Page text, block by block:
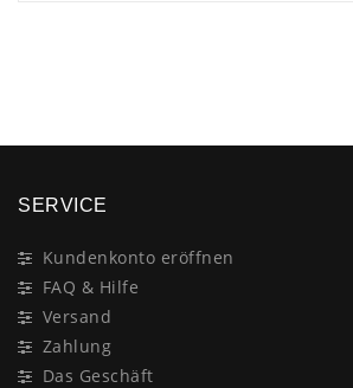
SERVICE
Kundenkonto eröffnen
FAQ & Hilfe
Versand
Zahlung
Das Geschäft